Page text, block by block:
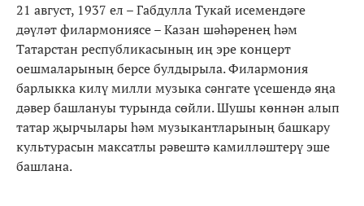
21 август, 1937 ел – Габдулла Тукай исемендәге
дәүләт филармониясе – Казан шәһәренең һәм
Татарстан республикасының иң эре концерт
оешмаларының берсе булдырыла. Филармония
барлыкка килү милли музыка сәнгате үсешендә яңа
дәвер башлануы турында сөйли. Шушы көннән алып
татар җырчылары һәм музыкантларының башкару
культурасын максатлы рәвештә камилләштерү эше
башлана.